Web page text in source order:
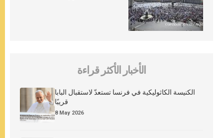
الأخبار الأكثر قراءة
الكنيسة الكاثوليكية في فرنسا تستعدّ لاستقبال البابا
قريبًا
8 May 2026